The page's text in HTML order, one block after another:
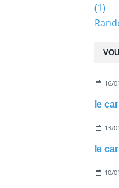
16/
le
13/
le
10/
(1)